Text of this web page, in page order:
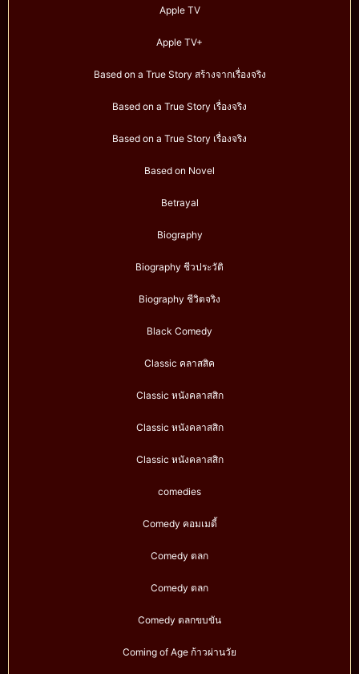
Apple TV
Apple TV+
Based on a True Story สร้างจากเรื่องจริง
Based on a True Story เรื่องจริง
Based on a True Story เรื่องจริง
Based on Novel
Betrayal
Biography
Biography ชีวประวัติ
Biography ชีวิตจริง
Black Comedy
Classic คลาสสิค
Classic หนังคลาสสิก
Classic หนังคลาสสิก
Classic หนังคลาสสิก
comedies
Comedy คอมเมดี้
Comedy ตลก
Comedy ตลก
Comedy ตลกขบขัน
Coming of Age ก้าวผ่านวัย